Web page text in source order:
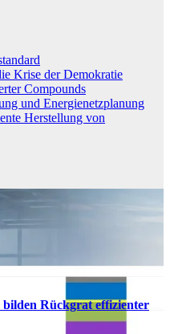
Krise der Demokratie
Compounds
und Energienetzplanung
Herstellung von
Rückgrat effizienter